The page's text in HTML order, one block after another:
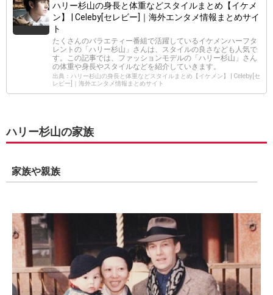
ハリー杉山の身長と体重などスタイルまとめ【イケメ
ン】 | Celeby[セレビー]｜海外エンタメ情報まとめサイ
ト
たくさんのバラエティー番組で活躍しているイケメンハーフタ
レントの「ハリー杉山」さんは、スタイルの良さなども人気で
す。この記事では、ファッションモデルの「ハリー杉山」さん
の体重や身長やスタイルなどを紹介していきます。
出典：ハリー杉山の身長と体重などスタイルまとめ【イケメン】 | Celeby[セ
レビー]｜海外エンタメ情報まとめサイト
ハリー杉山の家族
家族や親族